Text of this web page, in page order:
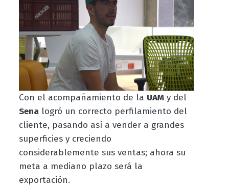
Con el acompañamiento de la UAMy del
Senalogró un correcto perfilamiento del
cliente, pasando así a vender a grandes
superficies y creciendo
considerablemente sus ventas; ahora su
meta a mediano plazo será la
exportación.